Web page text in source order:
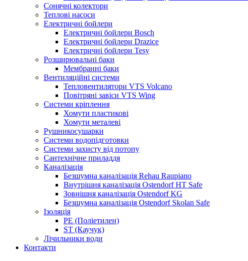
Сонячні колектори
Теплові насоси
Електричні бойлери
Електричні бойлери Bosch
Електричні бойлери Drazice
Електричні бойлери Tesy
Розширювальні баки
Мембранні баки
Вентиляційні системи
Тепловентилятори VTS Volcano
Повітряні завіси VTS Wing
Системи кріплення
Хомути пластикові
Хомути металеві
Рушникосушарки
Системи водопідготовки
Системи захисту від потопу
Сантехнічне приладдя
Каналізація
Безшумна каналізація Rehau Raupiano
Внутрішня каналізація Ostendorf HT Safe
Зовнішня каналізація Ostendorf KG
Безшумна каналізація Ostendorf Skolan Safe
Ізоляція
PE (Поліетилен)
ST (Каучук)
Лічильники води
Контакти